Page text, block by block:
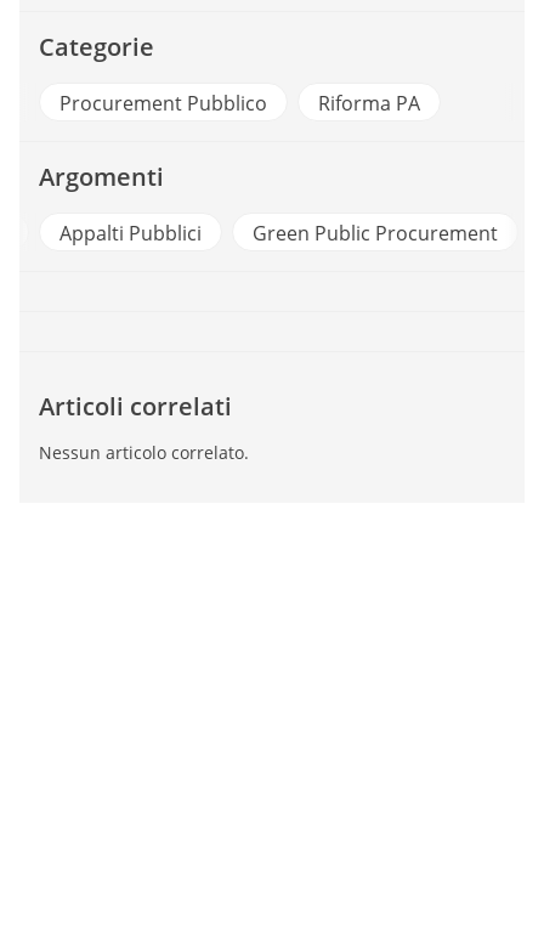
Categorie
Procurement Pubblico Riforma PA
Argomenti
Pubblici Green Public Procurement Piano
Articoli correlati
Nessun articolo correlato.